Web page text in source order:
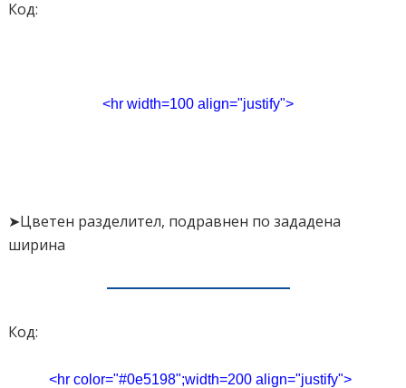
Код:
<hr width=100 align="justify">
➤Цветен разделител, подравнен по зададена
ширина
Код:
<hr color="#0e5198";width=200 align="justify">